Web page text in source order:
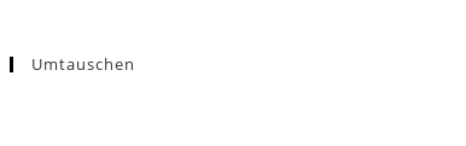
Umtauschen